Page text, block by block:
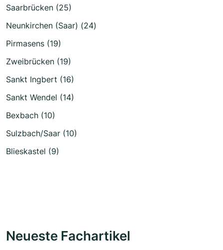
Saarbrücken (25)
Neunkirchen (Saar) (24)
Pirmasens (19)
Zweibrücken (19)
Sankt Ingbert (16)
Sankt Wendel (14)
Bexbach (10)
Sulzbach/Saar (10)
Blieskastel (9)
Neueste Fachartikel